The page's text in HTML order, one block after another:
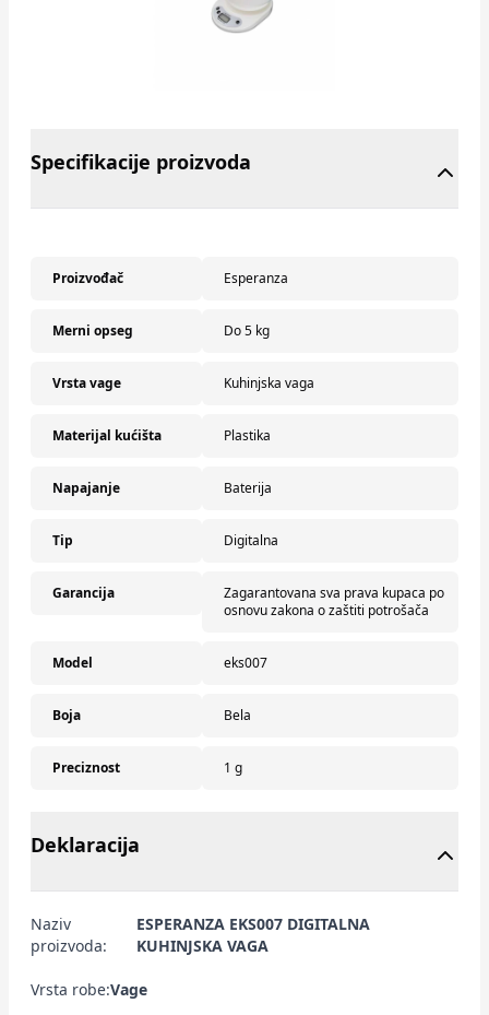
Specifikacije proizvoda
Proizvođač Esperanza
Merni opseg Do 5 kg
Vrsta vage Kuhinjska vaga
Materijal kućišta Plastika
Napajanje Baterija
Tip Digitalna
Garancija
Zagarantovana sva prava kupaca po
osnovu zakona o zaštiti potrošača
Model eks007
Boja Bela
Preciznost 1 g
Deklaracija
Naziv
proizvoda:
ESPERANZA EKS007 DIGITALNA
KUHINJSKA VAGA
Vrsta robe:Vage